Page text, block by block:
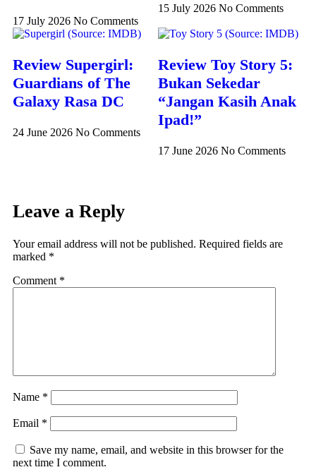
17 July 2026 No Comments
15 July 2026 No Comments
Review Supergirl:
Guardians of The
Galaxy Rasa DC
24 June 2026 No Comments
Review Toy Story 5:
Bukan Sekedar
“Jangan Kasih Anak
Ipad!”
17 June 2026 No Comments
Leave a Reply
Your email address will not be published. Required fields are
marked *
Comment *
Name *
Email *
Save my name, email, and website in this browser for the
next time I comment.